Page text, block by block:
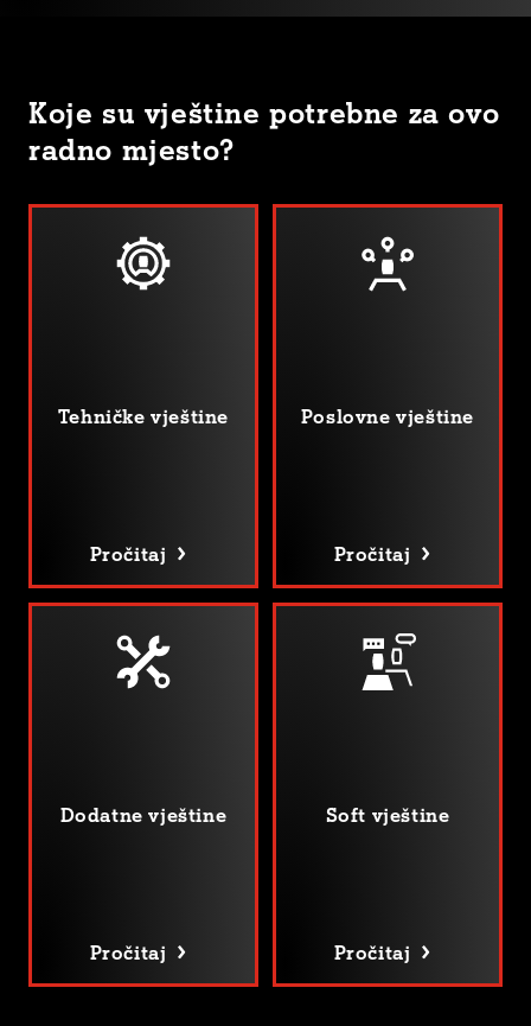
Koje su vještine potrebne za ovo
radno mjesto?
Tehničke vještine
Pročitaj
Poslovne vještine
Pročitaj
Dodatne vještine
Pročitaj
Soft vještine
Pročitaj